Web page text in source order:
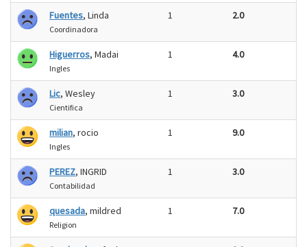
Fuentes, Linda
Coordinadora
1 2.0
Higuerros, Madai
Ingles
1 4.0
Lic, Wesley
Cientifica
1 3.0
milian, rocio
Ingles
1 9.0
PEREZ, INGRID
Contabilidad
1 3.0
quesada, mildred
Religion
1 7.0